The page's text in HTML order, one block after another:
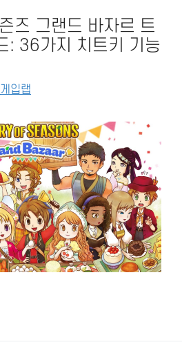
즈 그랜드 바자르 트
: 36가지 치트키 기능
게입랩